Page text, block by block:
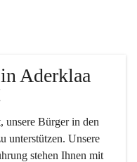
Aderklaa
unsere Bürger in den
unterstützen. Unsere
stehen Ihnen mit